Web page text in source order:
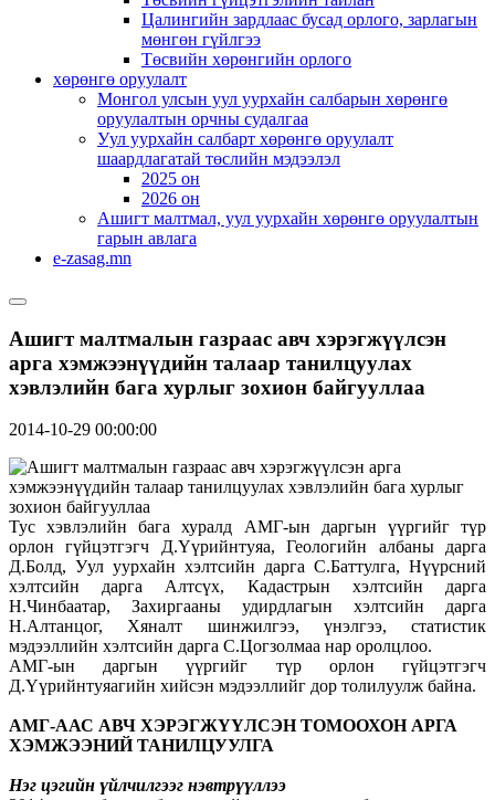
Цалингийн зардлаас бусад орлого, зарлагын
мөнгөн гүйлгээ
Төсвийн хөрөнгийн орлого
хөрөнгө оруулалт
Монгол улсын уул уурхайн салбарын хөрөнгө
оруулалтын орчны судалгаа
Уул уурхайн салбарт хөрөнгө оруулалт
шаардлагатай төслийн мэдээлэл
2025 он
2026 он
Ашигт малтмал, уул уурхайн хөрөнгө оруулалтын
гарын авлага
e-zasag.mn
Ашигт малтмалын газраас авч хэрэгжүүлсэн
арга хэмжээнүүдийн талаар танилцуулах
хэвлэлийн бага хурлыг зохион байгууллаа
2014-10-29 00:00:00
Тус хэвлэлийн бага хуралд АМГ-ын даргын үүргийг түр
орлон гүйцэтгэгч Д.Үүрийнтуяа, Геологийн албаны дарга
Д.Болд, Уул уурхайн хэлтсийн дарга С.Баттулга, Нүүрсний
хэлтсийн дарга Алтсүх, Кадастрын хэлтсийн дарга
Н.Чинбаатар, Захиргааны удирдлагын хэлтсийн дарга
Н.Алтанцог, Хяналт шинжилгээ, үнэлгээ, статистик
мэдээллийн хэлтсийн дарга С.Цогзолмаа нар оролцлоо.
АМГ-ын даргын үүргийг түр орлон гүйцэтгэгч
Д.Үүрийнтуяагийн хийсэн мэдээллийг дор толилуулж байна.
АМГ-ААС АВЧ ХЭРЭГЖҮҮЛСЭН ТОМООХОН АРГА
ХЭМЖЭЭНИЙ ТАНИЛЦУУЛГА
Нэг цэгийн үйлчилгээг нэвтрүүллээ